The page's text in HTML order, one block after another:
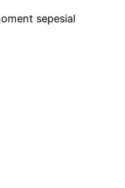
sepesial